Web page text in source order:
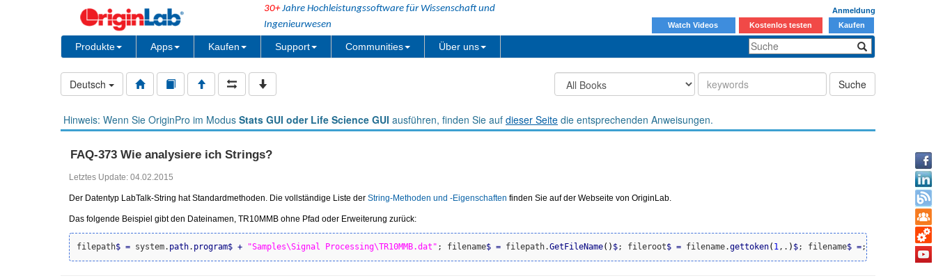
30+Jahre Hochleistungssoftware für Wissenschaft und
Ingenieurwesen
Anmeldung
Watch Videos
Kostenlos testen Kaufen
Produkte Apps Kaufen Support Communities Über uns
Deutsch Suche
Hinweis: Wenn Sie OriginPro im Modus Stats GUI oder Life Science GUI ausführen, finden Sie auf dieser Seite die entsprechenden Anweisungen.
FAQ-373 Wie analysiere ich Strings?
Letztes Update: 04.02.2015
Der Datentyp LabTalk-String hat Standardmethoden. Die vollständige Liste der String-Methoden und -Eigenschaften finden Sie auf der Webseite von OriginLab.
Das folgende Beispiel gibt den Dateinamen, TR10MMB ohne Pfad oder Erweiterung zurück:
filepath$ = system. path. program$ + "Samples\Signal Processing\TR10MMB.dat" ; filename$ = filepath.GetFileName( ) $; fileroot$ = filename.gettoken( 1,. ) $; filename$ =; fileroot =